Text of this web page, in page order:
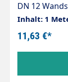
DN 12
bei 70 °C /
bei 20 °C /
-10°C -
100 Meter Lebensmittelschlauch gemäß
Verordnung
(EG) Nr.
Inhalt: 1
11,63 €*